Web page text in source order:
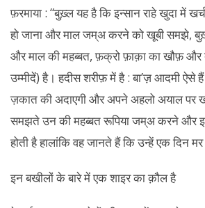
फ़रमाया : “बुख़्ल यह है कि इन्सान राहे खुदा में
हो जाना और माल जम्अ करने को खूबी समझे,
और माल की महब्बत, फ़क्रो फ़ाक़ा का खौफ़
उम्मीदें) है। हदीस शरीफ़ में है : बा’ज़ आदमी ऐसे
ज़कात की अदाएगी और अपने अहलो अयाल पर
समझते उन की महब्बत रूपिया जम्अ करने और
होती है हालांकि वह जानते हैं कि उन्हें एक दिन
इन बखीलों के बारे में एक शाइर का क़ौल है